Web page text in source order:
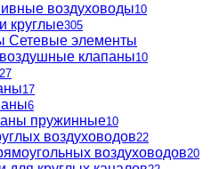
воздуховоды10
круглые305
Сетевые элементы
клапаны10
27
17
6
пружинные10
воздуховодов22
воздуховодов20